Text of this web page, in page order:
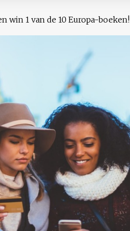
win 1 van de 10 Europa-boeken!